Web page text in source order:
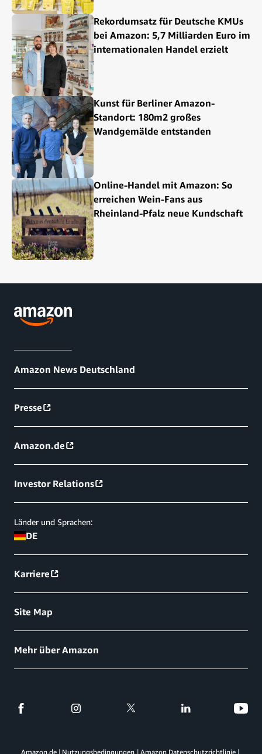
Rekordumsatz für Deutsche KMUs
bei Amazon: 5,7 Milliarden Euro im
internationalen Handel erzielt
Kunst für Berliner Amazon-
Standort: 180m2 großes
Wandgemälde entstanden
Online-Handel mit Amazon: So
erreichen Wein-Fans aus
Rheinland-Pfalz neue Kundschaft
Amazon News Deutschland
Presse
Amazon.de
Investor Relations
Länder und Sprachen:
DE
Karriere
Site Map
Mehr über Amazon
Amazon.de Nutzungsbedingungen Amazon Datenschutzrichtlinie